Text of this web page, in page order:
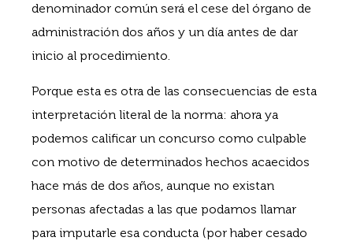
denominador común será el cese del órgano de
administración dos años y un día antes de dar
inicio al procedimiento.
Porque esta es otra de las consecuencias de esta
interpretación literal de la norma: ahora ya
podemos calificar un concurso como culpable
con motivo de determinados hechos acaecidos
hace más de dos años, aunque no existan
personas afectadas a las que podamos llamar
para imputarle esa conducta (por haber cesado